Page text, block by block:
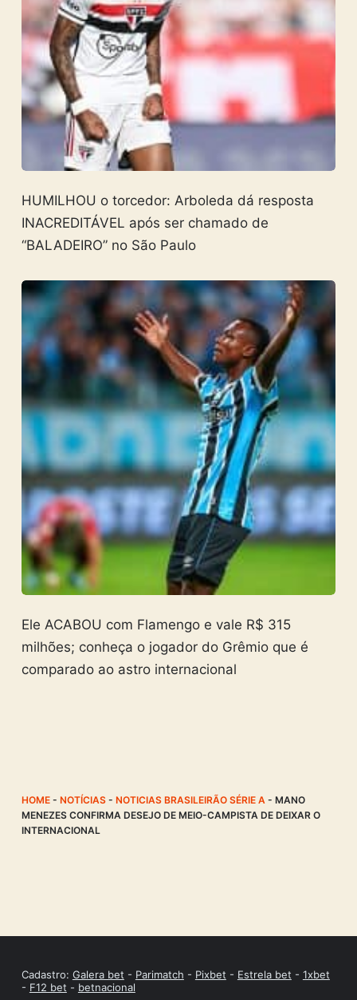
HUMILHOU o torcedor: Arboleda dá resposta
INACREDITÁVEL após ser chamado de
“BALADEIRO” no São Paulo
Ele ACABOU com Flamengo e vale R$ 315
milhões; conheça o jogador do Grêmio que é
comparado ao astro internacional
HOME- NOTÍCIAS- NOTICIAS BRASILEIRÃO SÉRIE A- MANO
MENEZES CONFIRMA DESEJO DE MEIO-CAMPISTA DE DEIXAR O
INTERNACIONAL
Cadastro: Galera bet - Parimatch - Pixbet - Estrela bet - 1xbet
- F12 bet - betnacional